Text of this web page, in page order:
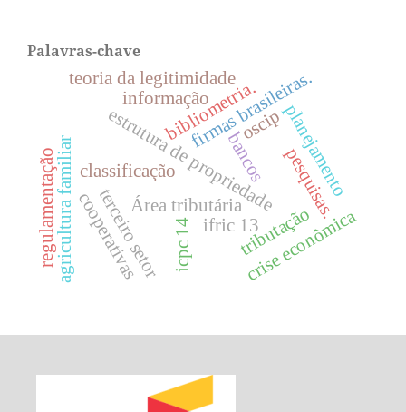
Palavras-chave
classificação
Área tributáriatributação
estrutura de propriedade
firmas brasileiras.
agricultura familiar
bibliometria.
bancos
crise econômica
regulamentação pesquisas.
terceiro setor
oscip
teoria da legitimidade
ifric 13
planejamento
icpc 14
cooperativas
informação